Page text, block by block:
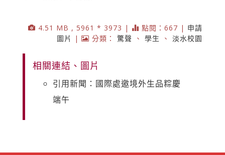
4.51 MB , 5961 * 3973 | 點閱：667 | 申請
圖片
| 分類： 驚聲 、 學生 、 淡水校園
相關連結、圖片
引用新聞：國際處邀境外生品粽慶
端午